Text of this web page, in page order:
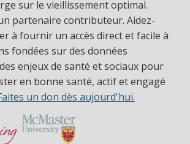
sur le vieillissement optimal.
partenaire contributeur. Aidez-
à fournir un accès direct et facile à
fondées sur des données
enjeux de santé et sociaux pour
en bonne santé, actif et engagé
un don dès aujourd'hui.